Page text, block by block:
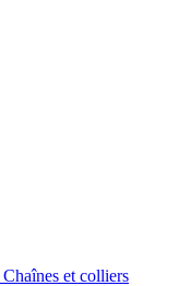
Chaînes et colliers